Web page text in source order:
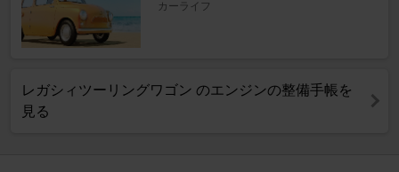
カーライフ
レガシィツーリングワゴン のエンジンの整備手帳を
見る